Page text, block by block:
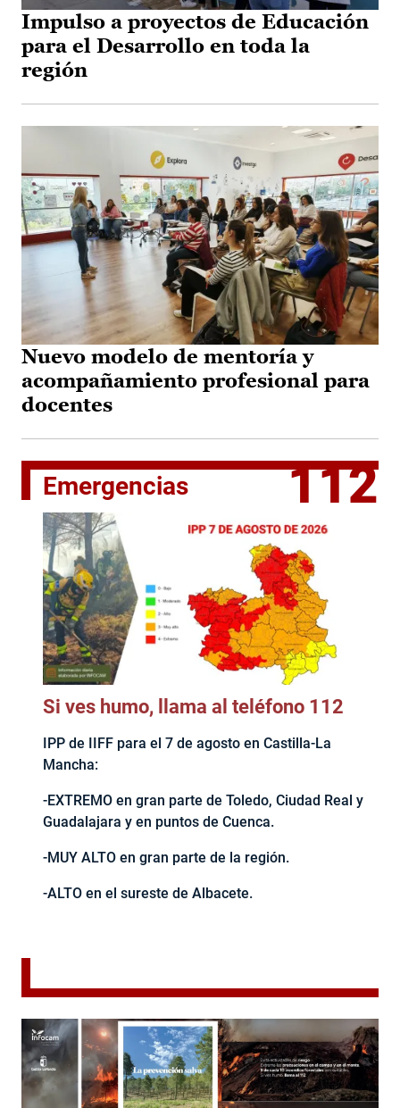
Impulso a proyectos de Educación
para el Desarrollo en toda la
región
Nuevo modelo de mentoría y
acompañamiento profesional para
docentes
Emergencias 112
Si ves humo, llama al teléfono 112
IPP de IIFF para el 7 de agosto en Castilla-La
Mancha:
-EXTREMO en gran parte de Toledo, Ciudad Real y
Guadalajara y en puntos de Cuenca.
-MUY ALTO en gran parte de la región.
-ALTO en el sureste de Albacete.